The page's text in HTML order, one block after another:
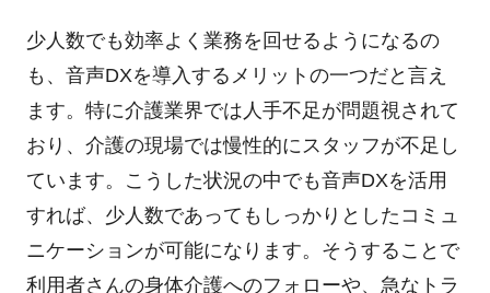
少人数でも効率よく業務を回せるようになるの
も、音声DXを導入するメリットの一つだと言え
ます。特に介護業界では人手不足が問題視されて
おり、介護の現場では慢性的にスタッフが不足し
ています。こうした状況の中でも音声DXを活用
すれば、少人数であってもしっかりとしたコミュ
ニケーションが可能になります。そうすることで
利用者さんの身体介護へのフォローや、急なトラ